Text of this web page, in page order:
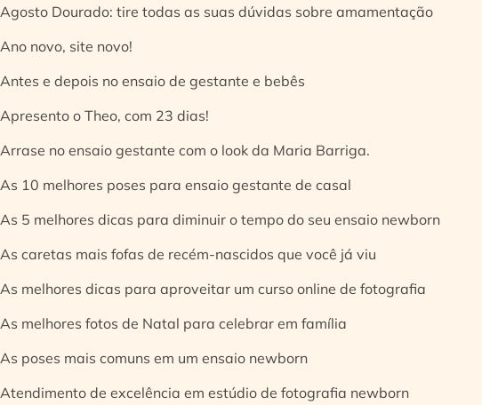
Agosto Dourado: tire todas as suas dúvidas sobre amamentação
Ano novo, site novo!
Antes e depois no ensaio de gestante e bebês
Apresento o Theo, com 23 dias!
Arrase no ensaio gestante com o look da Maria Barriga.
As 10 melhores poses para ensaio gestante de casal
As 5 melhores dicas para diminuir o tempo do seu ensaio newborn
As caretas mais fofas de recém-nascidos que você já viu
As melhores dicas para aproveitar um curso online de fotografia
As melhores fotos de Natal para celebrar em família
As poses mais comuns em um ensaio newborn
Atendimento de excelência em estúdio de fotografia newborn